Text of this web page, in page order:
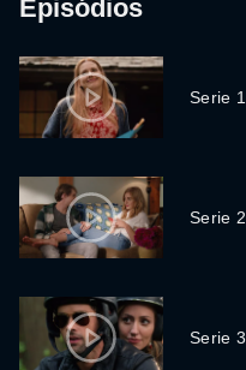
Episódios
Serie 1
Serie 2
Serie 3